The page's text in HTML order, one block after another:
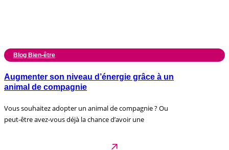
Blog Bien-être
Augmenter son niveau d’énergie grâce à un
animal de compagnie
Vous souhaitez adopter un animal de compagnie ? Ou
peut-être avez-vous déjà la chance d’avoir une